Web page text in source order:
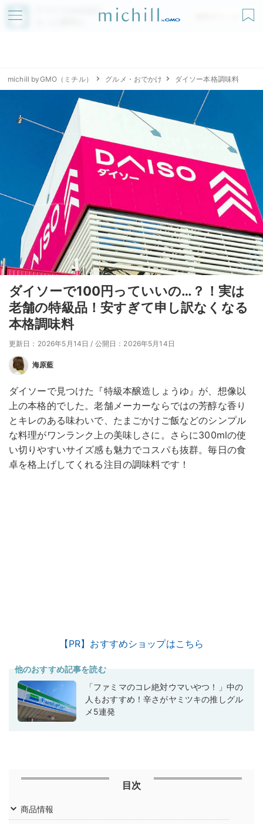
アプリでmichillが
無料ダウンロード
michill byGMO（ミチル） グルメ・おでかけ ダイソー本格調味料
ダイソーで100円っていいの…？！実は
老舗の特級品！安すぎて申し訳なくなる
本格調味料
更新日：2026年5月14日 / 公開日：2026年5月14日
海原藍
ダイソーで見つけた『特級本醸造しょうゆ』が、想像以
上の本格的でした。老舗メーカーならではの芳醇な香り
とキレのある味わいで、たまごかけご飯などのシンプル
な料理がワンランク上の美味しさに。さらに300mlの使
い切りやすいサイズ感も魅力でコスパも抜群。毎日の食
卓を格上げしてくれる注目の調味料です！
【PR】おすすめショップはこちら
他のおすすめ記事を読む
「ファミマのコレ絶対ウマいやつ！」中の
人もおすすめ！辛さがヤミツキの推しグル
メ5連発
目次
商品情報